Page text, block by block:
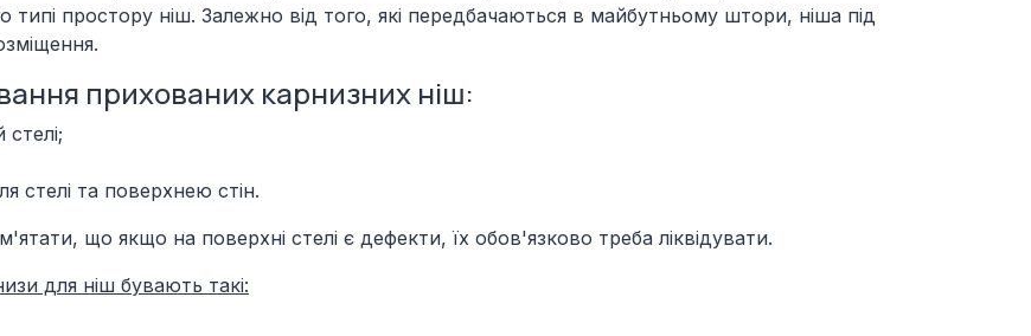
простору ніш. Залежно від того, які передбачаються в майбутньому штори, ніша під
прихованих карнизних ніш:
стелі та поверхнею стін.
що якщо на поверхні стелі є дефекти, їх обов'язково треба ліквідувати.
для ніш бувають такі: